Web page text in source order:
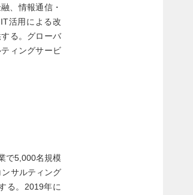
、情報通信・
活用による改
る。グローバ
ィングサービ
で5,000名規模
サルティング
る。2019年に